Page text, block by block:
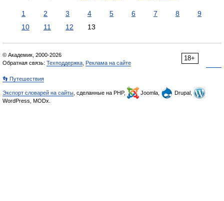
1 2 3 4 5 6 7 8
9
10
11 12 13
18+
© Академик, 2000-2026
Обратная связь: Техподдержка Реклама на сайте
👣 Путешествия
Экспорт словарей на сайты , сделанные на PHP, Joomla,
Drupal,
WordPress, MODx.